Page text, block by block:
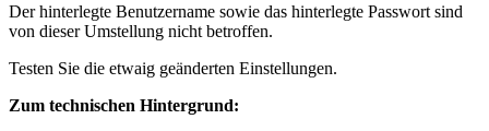
Der hinterlegte Benutzername sowie das hinterlegte Passwort sind
von dieser Umstellung nicht betroffen.
Testen Sie die etwaig geänderten Einstellungen.
Zum technischen Hintergrund: